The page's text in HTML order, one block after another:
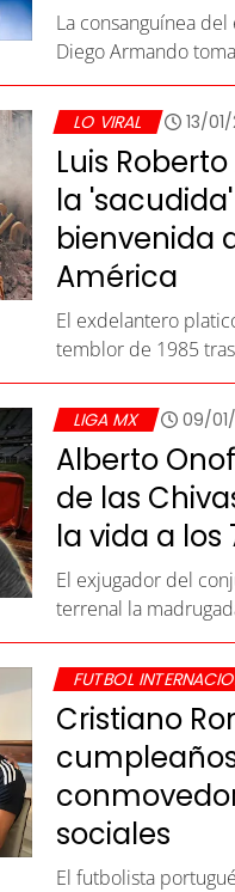
La consanguínea
Diego Armando
LO VIRAL 13/
Luis
la
bienvenida
América
El exdelantero
temblor de 1985
LIGA MX 09/
Alberto
de las
la vida a los
El exjugador del
terrenal la
FUTBOL
Cristiano
sociales
El futbolista